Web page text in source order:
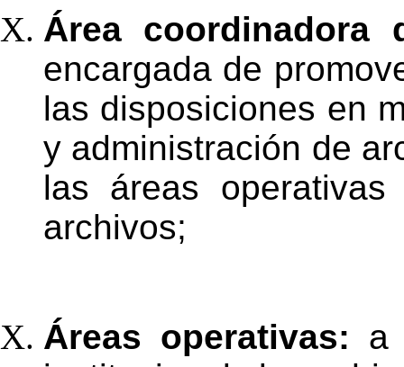
Área coordinadora
encargada de
las disposiciones en
y administración de
las
áreas
operativas
archivos;
Áreas operativas: a